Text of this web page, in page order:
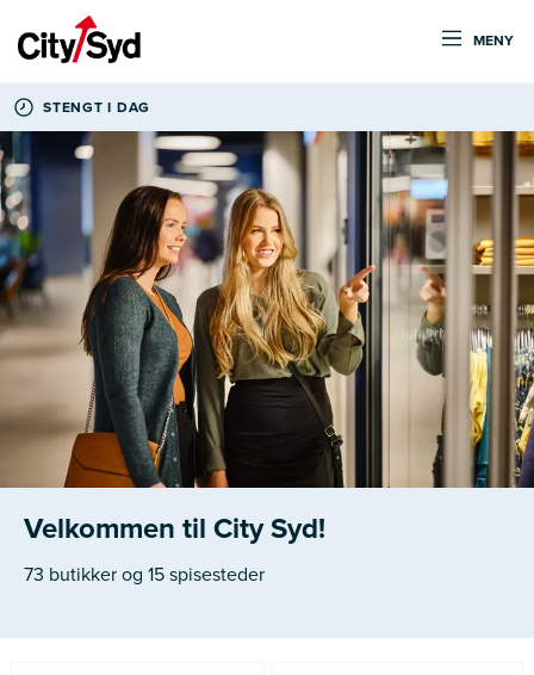
MENY
STENGT I DAG
Velkommen til City Syd!
73 butikker og 15 spisesteder